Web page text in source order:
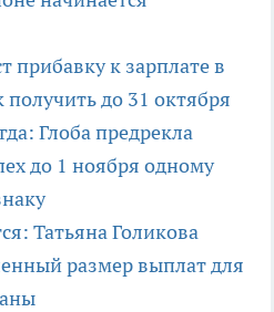
прибавку к зарплате в
получить до 31 октября
Глоба предрекла
до 1 ноября одному
Татьяна Голикова
размер выплат для